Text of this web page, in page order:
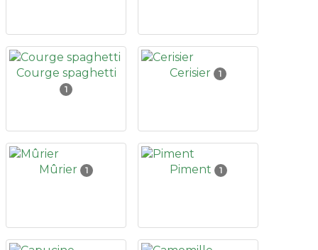
Courge spaghetti
1
Cerisier 1
Mûrier 1 Piment 1